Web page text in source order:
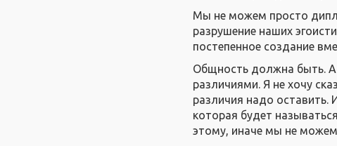
Мы не можем просто
разрушение наших
постепенное создание
Общность должна быть.
различиями. Я не хочу
различия надо оставить.
которая будет
этому, иначе мы не можем